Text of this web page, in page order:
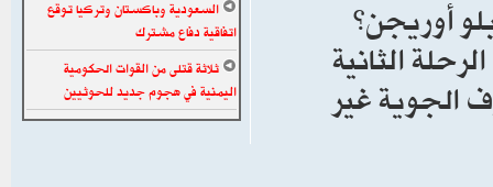
أوريجن”
الثانية
الجوية غير
السعودية وباكستان وتركيا توقع
اتفاقية دفاع مشترك
ثلاثة قتلى من القوات الحكومية
اليمنية في هجوم جديد للحوثيين